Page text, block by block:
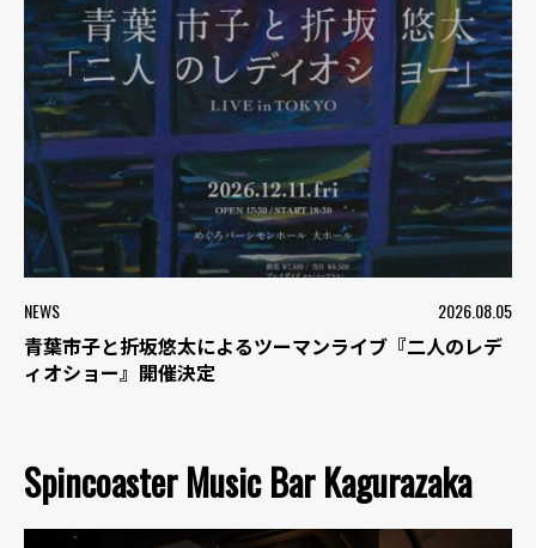
NEWS 2026.08.05
青葉市子と折坂悠太によるツーマンライブ『二人のレデ
ィオショー』開催決定
Spincoaster Music Bar Kagurazaka